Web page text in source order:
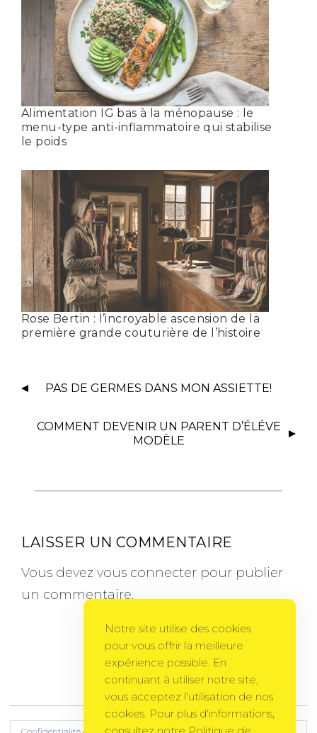
Alimentation IG bas à la ménopause : le
menu-type anti-inflammatoire qui stabilise
le poids
Rose Bertin : l’incroyable ascension de la
première grande couturière de l’histoire
PAS DE GERMES DANS MON ASSIETTE!
COMMENT DEVENIR UN PARENT D’ÉLÉVE
MODÈLE
LAISSER UN COMMENTAIRE
Vous devez vous connecter pour publier
un commentaire.
Gema Theme by PixelGrade
Notre site utilise des cookies
pour vous offrir la meilleure
expérience possible. En
continuant à utiliser notre site,
vous acceptez l'utilisation de nos
cookies. Pour plus d'informations,